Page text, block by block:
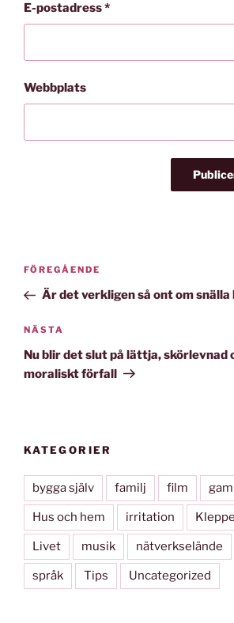
E-postadress*
Webbplats
Inläggsnavigering
Föregående
inlägg
FÖREGÅENDE
Är det verkligen så ont om snälla
Nästa
inlägg
NÄSTA
Nu blir det slut på lättja, skörlevnad
moraliskt förfall
KATEGORIER
bygga själv familj film
Hus och hem irritation
Livet musik nätverkselände
språk Tips Uncategorized